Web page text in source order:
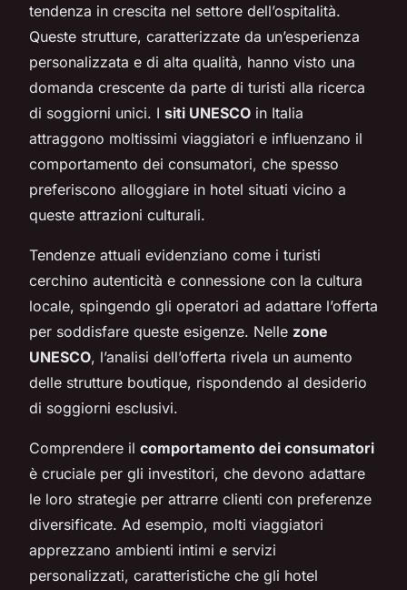
tendenza in crescita nel settore dell’ospitalità.
Queste strutture, caratterizzate da un’esperienza
personalizzata e di alta qualità, hanno visto una
domanda crescente da parte di turisti alla ricerca
di soggiorni unici. I siti UNESCO in Italia
attraggono moltissimi viaggiatori e influenzano il
comportamento dei consumatori, che spesso
preferiscono alloggiare in hotel situati vicino a
queste attrazioni culturali.
Tendenze attuali evidenziano come i turisti
cerchino autenticità e connessione con la cultura
locale, spingendo gli operatori ad adattare l’offerta
per soddisfare queste esigenze. Nelle zone
UNESCO, l’analisi dell’offerta rivela un aumento
delle strutture boutique, rispondendo al desiderio
di soggiorni esclusivi.
Comprendere il comportamento dei consumatori
è cruciale per gli investitori, che devono adattare
le loro strategie per attrarre clienti con preferenze
diversificate. Ad esempio, molti viaggiatori
apprezzano ambienti intimi e servizi
personalizzati, caratteristiche che gli hotel